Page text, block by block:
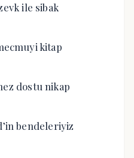
ile sibak
kitap
dostu nikap
bendeleriyiz